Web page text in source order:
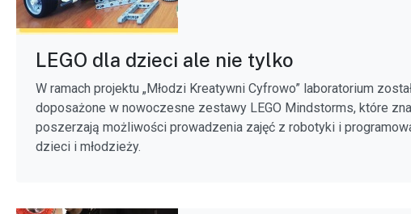
LEGO dla dzieci ale nie tylko
W ramach projektu „Młodzi Kreatywni Cyfrowo” laboratorium
doposażone w nowoczesne zestawy LEGO Mindstorms, które
poszerzają możliwości prowadzenia zajęć z robotyki i
dzieci i młodzieży.